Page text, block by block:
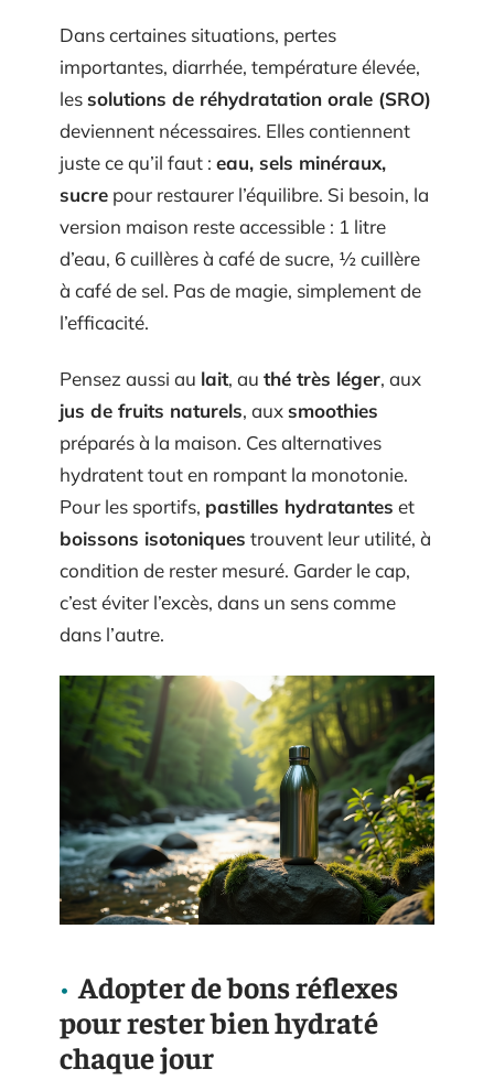
Dans certaines situations, pertes
importantes, diarrhée, température élevée,
lessolutions de réhydratation orale (SRO)
deviennent nécessaires. Elles contiennent
juste ce qu’il faut : eau, sels minéraux,
sucre pour restaurer l’équilibre. Si besoin, la
version maison reste accessible : 1 litre
d’eau, 6 cuillères à café de sucre, ½ cuillère
à café de sel. Pas de magie, simplement de
l’efficacité.
Pensez aussi au lait, au thé très léger, aux
jus de fruits naturels, auxsmoothies
préparés à la maison. Ces alternatives
hydratent tout en rompant la monotonie.
Pour les sportifs, pastilles hydratantes et
boissons isotoniques trouvent leur utilité, à
condition de rester mesuré. Garder le cap,
c’est éviter l’excès, dans un sens comme
dans l’autre.
Adopter de bons réflexes
pour rester bien hydraté
chaque jour